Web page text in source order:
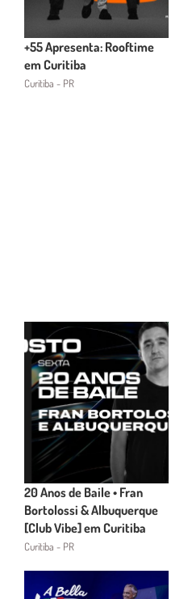
+55 Apresenta: Rooftime
em Curitiba
Curitiba - PR
20 Anos de Baile • Fran
Bortolossi & Albuquerque
[Club Vibe] em Curitiba
Curitiba - PR